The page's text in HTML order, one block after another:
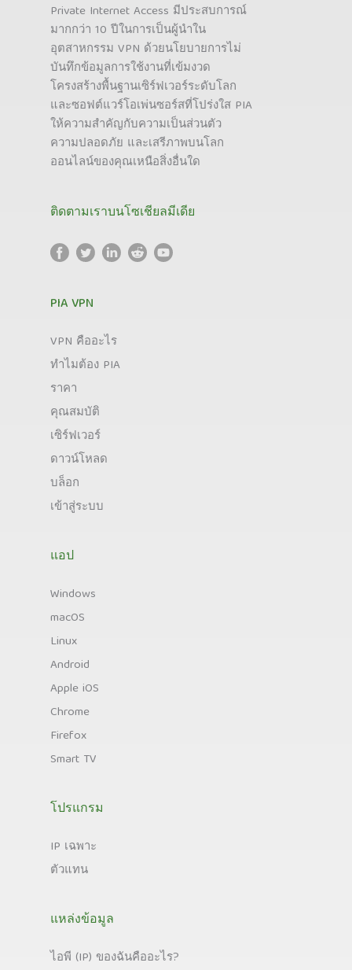
Private Internet Access มีประสบการณ์
มากกว่า 10 ปีในการเป็นผู้นำใน
อุตสาหกรรม VPN ด้วยนโยบายการไม่
บันทึกข้อมูลการใช้งานที่เข้มงวด
โครงสร้างพื้นฐานเซิร์ฟเวอร์ระดับโลก
และซอฟต์แวร์โอเพ่นซอร์สที่โปร่งใส PIA
ให้ความสำคัญกับความเป็นส่วนตัว
ความปลอดภัย และเสรีภาพบนโลก
ออนไลน์ของคุณเหนือสิ่งอื่นใด
ติดตามเราบนโซเชียลมีเดีย
PIA VPN
VPN คืออะไร
ทำไมต้อง PIA
ราคา
คุณสมบัติ
เซิร์ฟเวอร์
ดาวน์โหลด
บล็อก
เข้าสู่ระบบ
แอป
Windows
macOS
Linux
Android
Apple iOS
Chrome
Firefox
Smart TV
โปรแกรม
IP เฉพาะ
ตัวแทน
แหล่งข้อมูล
ไอพี (IP) ของฉันคืออะไร?